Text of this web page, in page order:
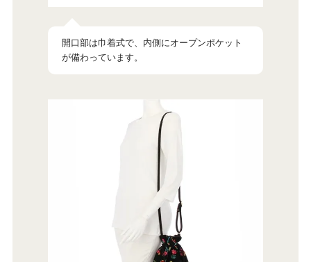
開口部は巾着式で、内側にオープンポケット
が備わっています。